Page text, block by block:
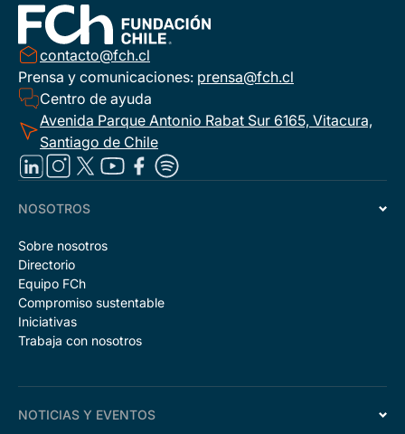
contacto@fch.cl
Prensa y comunicaciones: prensa@fch.cl
Centro de ayuda
Avenida Parque Antonio Rabat Sur 6165, Vitacura,
Santiago de Chile
NOSOTROS
Sobre nosotros
Directorio
Equipo FCh
Compromiso sustentable
Iniciativas
Trabaja con nosotros
NOTICIAS Y EVENTOS